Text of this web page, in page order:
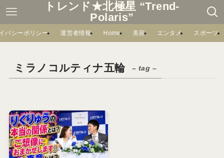
トレンド★北極星 “Trend-
Polaris”
バシーポリシー 運営者情報 Home 美容 エンタメ スポーツ
ミラノコルティナ五輪 – tag –